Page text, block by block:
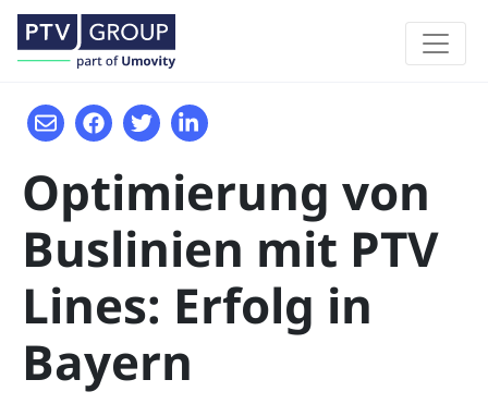
Optimierung von
Buslinien mit PTV
Lines: Erfolg in
Bayern